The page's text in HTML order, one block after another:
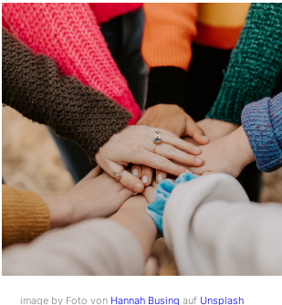
image by Foto von Hannah Busing auf Unsplash